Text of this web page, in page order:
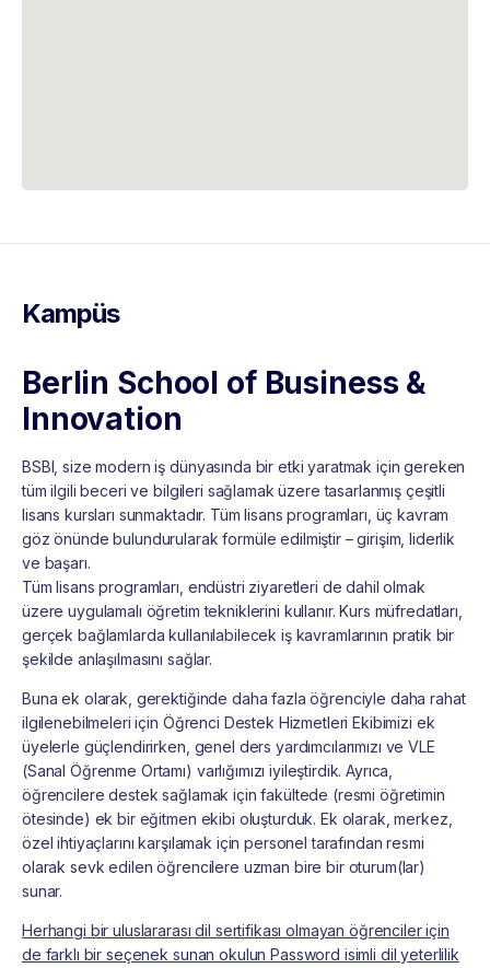
Kampüs
Berlin School of Business &
Innovation
BSBI, size modern iş dünyasında bir etki yaratmak için gereken
tüm ilgili beceri ve bilgileri sağlamak üzere tasarlanmış çeşitli
lisans kursları sunmaktadır. Tüm lisans programları, üç kavram
göz önünde bulundurularak formüle edilmiştir – girişim, liderlik
ve başarı.
Tüm lisans programları, endüstri ziyaretleri de dahil olmak
üzere uygulamalı öğretim tekniklerini kullanır. Kurs müfredatları,
gerçek bağlamlarda kullanılabilecek iş kavramlarının pratik bir
şekilde anlaşılmasını sağlar.
Buna ek olarak, gerektiğinde daha fazla öğrenciyle daha rahat
ilgilenebilmeleri için Öğrenci Destek Hizmetleri Ekibimizi ek
üyelerle güçlendirirken, genel ders yardımcılarımızı ve VLE
(Sanal Öğrenme Ortamı) varlığımızı iyileştirdik. Ayrıca,
öğrencilere destek sağlamak için fakültede (resmi öğretimin
ötesinde) ek bir eğitmen ekibi oluşturduk. Ek olarak, merkez,
özel ihtiyaçlarını karşılamak için personel tarafından resmi
olarak sevk edilen öğrencilere uzman bire bir oturum(lar)
sunar.
Herhangi bir uluslararası dil sertifikası olmayan öğrenciler için
de farklı bir seçenek sunan okulun Password isimli dil yeterlilik